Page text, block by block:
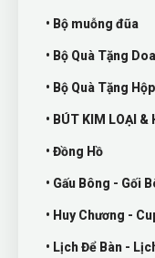
• Bộ muỗng đũa
• Bộ Quà Tặng
• Bộ Quà Tặng
• BÚT KIM LOẠI &
• Đồng Hồ
• Gấu Bông - Gối
• Huy Chương -
• Lịch Để Bàn -